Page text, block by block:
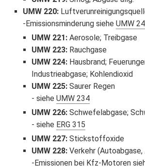
UMW 220:
Emissionsminderung sieheUMW
UMW 221:Aerosole; Treibgase
UMW 223:Rauchgase
UMW 224:Hausbrand;
Industrieabgase; Kohlendioxid
UMW 225:Saurer Regen
siehe UMW 234
UMW 226:Schwefelabgase;
siehe ERG 315
UMW 227:Stickstoffoxide
UMW 228:Verkehr (Autoabgase,
Emissionen bei Kfz-Motoren